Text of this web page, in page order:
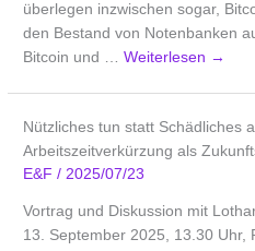
überlegen inzwischen sogar,
den Bestand von Notenbanken
Bitcoin und …Weiterlesen →
Nützliches tun statt Schädliches
Arbeitszeitverkürzung als
E&F/2025/07/23
Vortrag und Diskussion mit
13. September 2025, 13.30 Uhr,